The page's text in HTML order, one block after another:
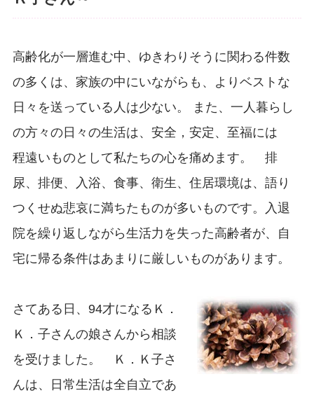
高齢化が一層進む中、ゆきわりそうに関わる件数
の多くは、家族の中にいながらも、よりベストな
日々を送っている人は少ない。 また、一人暮らし
の方々の日々の生活は、安全，安定、至福には
程遠いものとして私たちの心を痛めます。 排
尿、排便、入浴、食事、衛生、住居環境は、語り
つくせぬ悲哀に満ちたものが多いものです。入退
院を繰り返しながら生活力を失った高齢者が、自
宅に帰る条件はあまりに厳しいものがあります。
さてある日、94才になるＫ．
Ｋ．子さんの娘さんから相談
を受けました。 Ｋ．Ｋ子さ
んは、日常生活は全自立であ